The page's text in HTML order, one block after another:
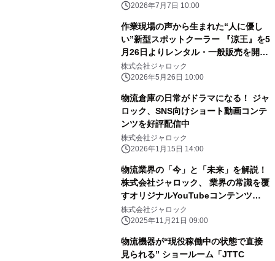
2026年7月7日 10:00
作業現場の声から生まれた“人に優し
い”新型スポットクーラー 『涼王』を5
月26日よりレンタル・一般販売を開
始！
株式会社ジャロック
2026年5月26日 10:00
物流倉庫の日常がドラマになる！ ジャ
ロック、SNS向けショート動画コンテ
ンツを好評配信中
株式会社ジャロック
2026年1月15日 14:00
物流業界の「今」と「未来」を解説！
株式会社ジャロック、 業界の常識を覆
すオリジナルYouTubeコンテンツ
『LogiTube(ロジチューブ)』を11月
21日より配信開始
株式会社ジャロック
2025年11月21日 09:00
物流機器が“現役稼働中の状態で直接
見られる” ショールーム「JTTC